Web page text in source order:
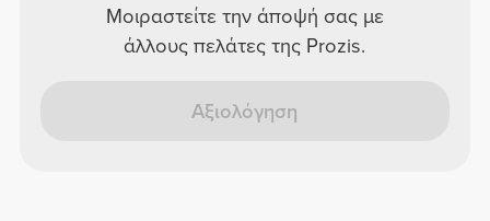
Μοιραστείτε την άποψή σας με
άλλους πελάτες της Prozis.
Αξιολόγηση